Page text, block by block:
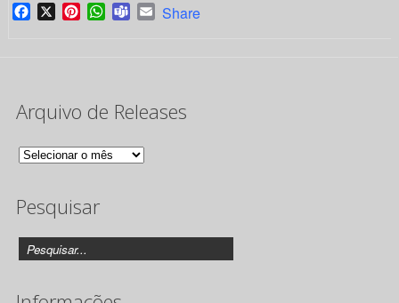
Facebook
X PinterestWhatsApp
TeamsEmail
Share
Arquivo de Releases
Arquivo
Releases
Pesquisar